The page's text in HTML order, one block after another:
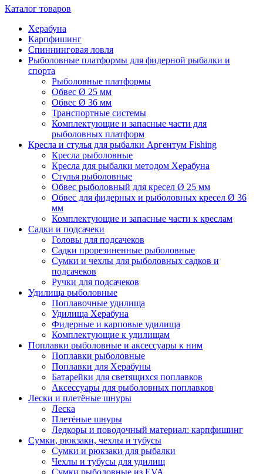
Каталог товаров
Херабуна
Карпфишинг
Спиннинговая ловля
Рыболовные платформы для фидерной рыбалки и
спорта
Рыболовные платформы
Обвес Ø 25 мм
Обвес Ø 36 мм
Транспортные системы
Комплектующие и запасные части для
рыболовных платформ
Кресла и стулья для рыбалки Аргентум Fishing
Кресла рыболовные
Кресла для рыбалки методом Херабуна
Стулья рыболовные
Обвес рыболовный для кресел Ø 25 мм
Обвес для фидерных и рыболовных кресел Ø 36
мм
Комплектующие и запасные части к креслам
Садки и подсачеки
Головы для подсачеков
Садки прорезиненные рыболовные
Сумки и чехлы для рыболовных садков и
подсачеков
Ручки для подсачеков
Удилища рыболовные
Поплавочные удилища
Удилища Херабуна
Фидерные и карповые удилища
Комплектующие к удилищам
Поплавки рыболовные и аксессуары к ним
Поплавки рыболовные
Поплавки для Херабуны
Батарейки для светящихся поплавков
Аксессуары для рыболовных поплавков
Лески и плетёные шнуры
Леска
Плетёные шнуры
Ледкоры и поводочный материал: карпфишинг
Сумки, рюкзаки, чехлы и тубусы
Сумки и рюкзаки для рыбалки
Чехлы и тубусы для удилищ
Сумки рыболовные из EVA